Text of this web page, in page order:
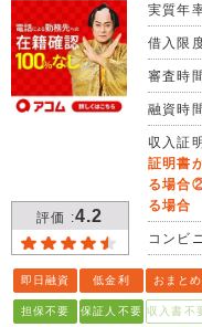
評価 :4.2
実質年
借入限
審査時
融資時
収入証
証明書
る場合
る場合
コンビ
即日融資 低金利 おまとめ
担保不要 保証人不要 収入書不